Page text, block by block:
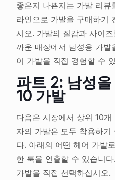
좋은지 나쁜지는 가발 리
라인으로 가발을 구매하기
시오. 가발의 질감과 사이
까운 매장에서 남성용 가발
이 가발을 직접 경험할 수
파트 2: 남성
10 가발
다음은 시장에서 상위 10
자의 가발은 모두 착용하기
다. 아래의 어떤 헤어 가발
한 룩을 연출할 수 있습니
가발을 직접 선택하십시오.